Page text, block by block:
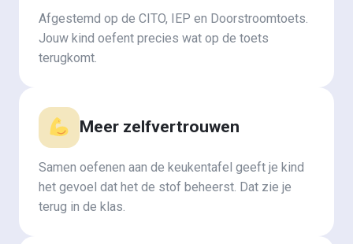
Afgestemd op de CITO, IEP en Doorstroomtoets.
Jouw kind oefent precies wat op de toets
terugkomt.
Meer zelfvertrouwen
Samen oefenen aan de keukentafel geeft je kind
het gevoel dat het de stof beheerst. Dat zie je
terug in de klas.